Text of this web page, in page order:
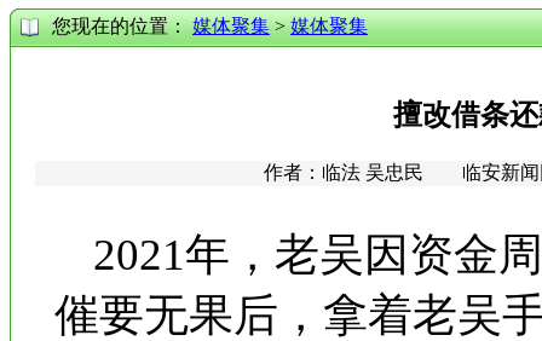
您现在的位置：媒体聚集>媒体聚集
擅改借条
作者：临法 吴忠民 临安新闻
2021年，老吴因资金
催要无果后，拿着老吴